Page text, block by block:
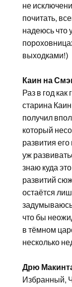
не
почитать,
надеюсь что
выходками!)
Каин на
Раз в год
старина
получил
который
развития
уж
знаю куда
развитий
остаётся
что бы
в тёмном
несколько
Дрю
Избранный,